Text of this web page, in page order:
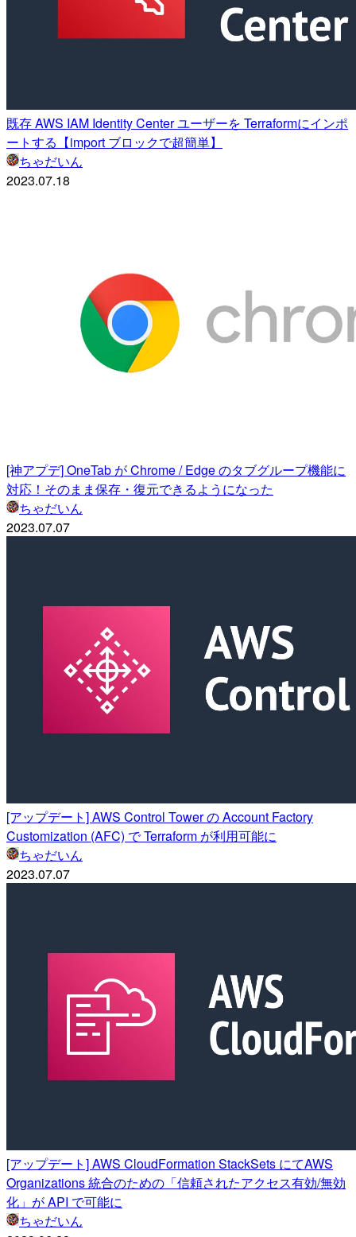
既存 AWS IAM Identity Center ユーザーを Terraformにインポ
ートする【import ブロックで超簡単】
ちゃだいん
2023.07.18
[神アプデ] OneTab が Chrome / Edge のタブグループ機能に
対応！そのまま保存・復元できるようになった
ちゃだいん
2023.07.07
[アップデート] AWS Control Tower の Account Factory
Customization (AFC) で Terraform が利用可能に
ちゃだいん
2023.07.07
[アップデート] AWS CloudFormation StackSets にてAWS
Organizations 統合のための「信頼されたアクセス有効/無効
化」が API で可能に
ちゃだいん